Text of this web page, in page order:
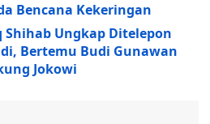
Bencana Kekeringan
Shihab Ungkap Ditelepon
Bertemu Budi Gunawan
Jokowi